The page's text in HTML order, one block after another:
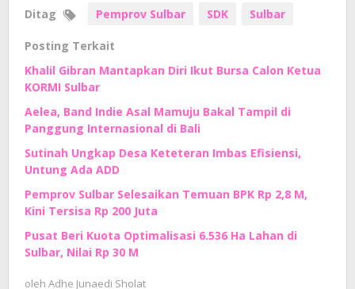
Ditag Pemprov Sulbar SDK Sulbar
Posting Terkait
Khalil Gibran Mantapkan Diri Ikut Bursa Calon Ketua
KORMI Sulbar
Aelea, Band Indie Asal Mamuju Bakal Tampil di
Panggung Internasional di Bali
Sutinah Ungkap Desa Keteteran Imbas Efisiensi,
Untung Ada ADD
Pemprov Sulbar Selesaikan Temuan BPK Rp 2,8 M,
Kini Tersisa Rp 200 Juta
Pusat Beri Kuota Optimalisasi 6.536 Ha Lahan di
Sulbar, Nilai Rp 30 M
oleh Adhe Junaedi Sholat